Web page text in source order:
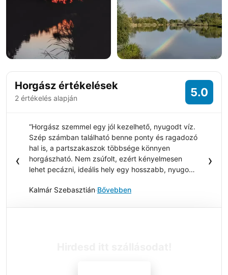
Horgász értékelések
2 értékelés alapján 5.0
‹
“Horgász szemmel egy jól kezelhető, nyugodt víz.
Szép számban található benne ponty és ragadozó
hal is, a partszakaszok többsége könnyen
horgászható. Nem zsúfolt, ezért kényelmesen
lehet pecázni, ideális hely egy hosszabb, nyugodt
Kalmár Szebasztián·Bővebben
›